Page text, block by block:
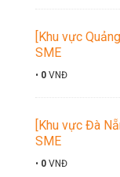
[Khu vực
SME
• 0 VNĐ
[Khu vực Đà
SME
• 0 VNĐ